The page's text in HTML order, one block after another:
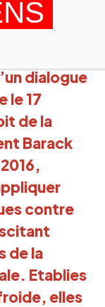
dialogue
le 17
de la
Barack
contre
de la
Etablies
elles